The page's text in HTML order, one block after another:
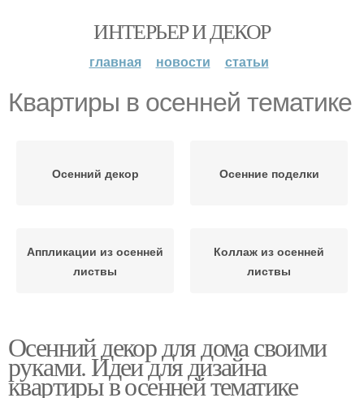
ИНТЕРЬЕР И ДЕКОР
главная новости статьи
Квартиры в осенней тематике
Осенний декор Осенние поделки
Аппликации из осенней
листвы
Коллаж из осенней
листвы
Осенний декор для дома своими
руками. Идеи для дизайна
квартиры в осенней тематике